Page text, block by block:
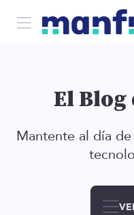
El Blog
Mantente al día